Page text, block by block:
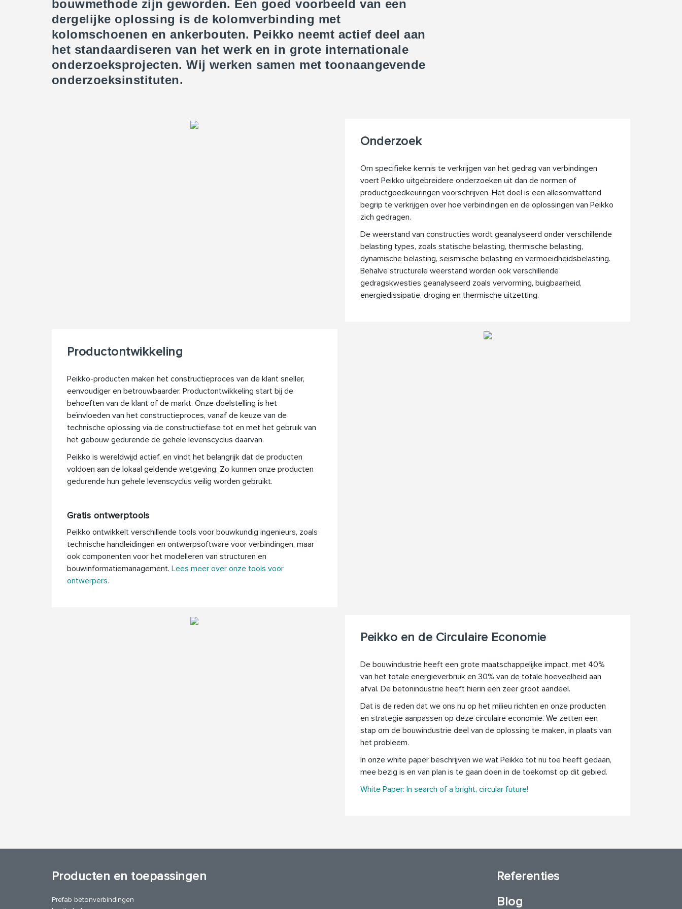
bouwmethode zijn geworden. Een goed voorbeeld van een
dergelijke oplossing is de kolomverbinding met
kolomschoenen en ankerbouten. Peikko neemt actief deel aan
het standaardiseren van het werk en in grote internationale
onderzoeksprojecten. Wij werken samen met toonaangevende
onderzoeksinstituten.
Onderzoek
Om specifieke kennis te verkrijgen van het gedrag van verbindingen
voert Peikko uitgebreidere onderzoeken uit dan de normen of
productgoedkeuringen voorschrijven. Het doel is een allesomvattend
begrip te verkrijgen over hoe verbindingen en de oplossingen van Peikko
zich gedragen.
De weerstand van constructies wordt geanalyseerd onder verschillende
belasting types, zoals statische belasting, thermische belasting,
dynamische belasting, seismische belasting en vermoeidheidsbelasting.
Behalve structurele weerstand worden ook verschillende
gedragskwesties geanalyseerd zoals vervorming, buigbaarheid,
energiedissipatie, droging en thermische uitzetting.
Productontwikkeling
Peikko-producten maken het constructieproces van de klant sneller,
eenvoudiger en betrouwbaarder. Productontwikkeling start bij de
behoeften van de klant of de markt. Onze doelstelling is het
beïnvloeden van het constructieproces, vanaf de keuze van de
technische oplossing via de constructiefase tot en met het gebruik van
het gebouw gedurende de gehele levenscyclus daarvan.
Peikko is wereldwijd actief, en vindt het belangrijk dat de producten
voldoen aan de lokaal geldende wetgeving. Zo kunnen onze producten
gedurende hun gehele levenscyclus veilig worden gebruikt.
Gratis ontwerptools
Peikko ontwikkelt verschillende tools voor bouwkundig ingenieurs, zoals
technische handleidingen en ontwerpsoftware voor verbindingen, maar
ook componenten voor het modelleren van structuren en
bouwinformatiemanagement. Lees meer over onze tools voor
ontwerpers.
Peikko en de Circulaire Economie
De bouwindustrie heeft een grote maatschappelijke impact, met 40%
van het totale energieverbruik en 30% van de totale hoeveelheid aan
afval. De betonindustrie heeft hierin een zeer groot aandeel.
Dat is de reden dat we ons nu op het milieu richten en onze producten
en strategie aanpassen op deze circulaire economie. We zetten een
stap om de bouwindustrie deel van de oplossing te maken, in plaats van
het probleem.
In onze white paper beschrijven we wat Peikko tot nu toe heeft gedaan,
mee bezig is en van plan is te gaan doen in de toekomst op dit gebied.
White Paper: In search of a bright, circular future!
Producten en toepassingen
Prefab betonverbindingen
Referenties
Blog